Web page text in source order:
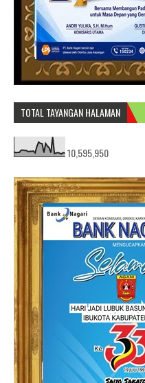
TOTAL TAYANGAN HALAMAN
10,595,950